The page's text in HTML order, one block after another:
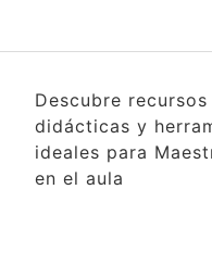
Descubre
didácticas y
ideales para
en el aula